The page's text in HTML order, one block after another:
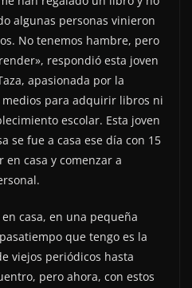
algunas personas vinieron
No tenemos hambre, pero
respondió esta joven
apasionada por la
para adquirir libros ni
escolar. Esta joven
se fue a casa ese día con 15
casa y comenzar a
casa, en una pequeña
que tengo es la
viejos periódicos hasta
pero ahora, con estos